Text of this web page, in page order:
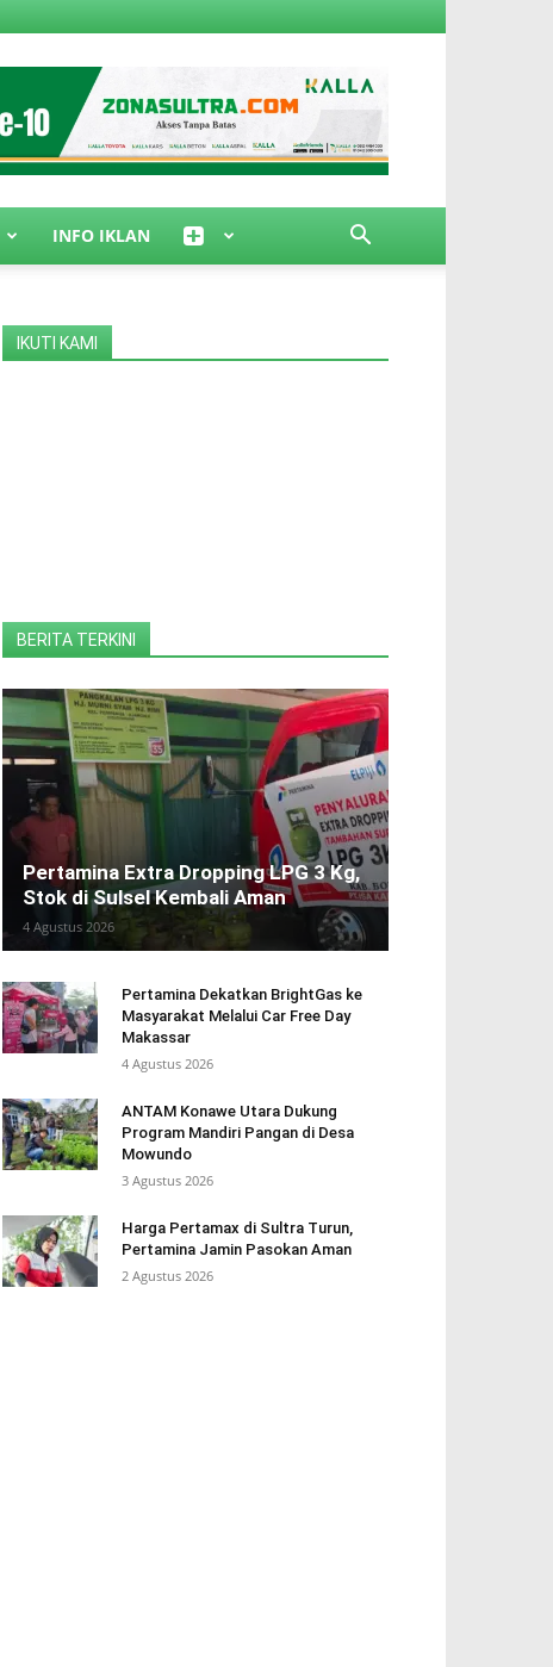
INFO IKLAN
IKUTI KAMI
BERITA TERKINI
Pertamina Extra Dropping LPG 3 Kg,
Stok di Sulsel Kembali Aman
4 Agustus 2026
Pertamina Dekatkan BrightGas ke
Masyarakat Melalui Car Free Day
Makassar
4 Agustus 2026
ANTAM Konawe Utara Dukung
Program Mandiri Pangan di Desa
Mowundo
3 Agustus 2026
Harga Pertamax di Sultra Turun,
Pertamina Jamin Pasokan Aman
2 Agustus 2026